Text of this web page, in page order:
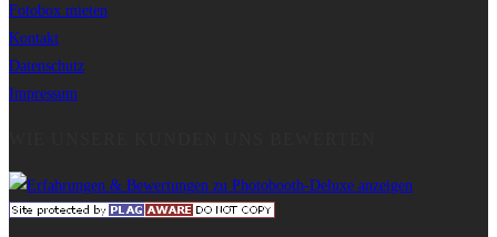
Fotobox mieten
Kontakt
Datenschutz
Impressum